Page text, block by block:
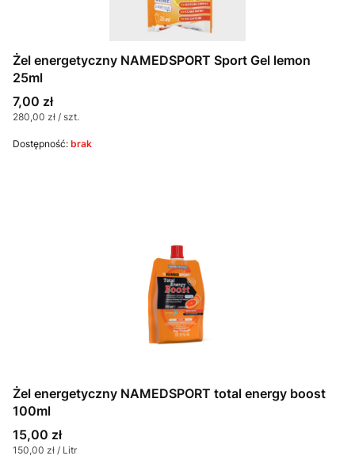
Żel energetyczny NAMEDSPORT Sport Gel lemon
25ml
Cena
7,00 zł
Cena jednostkowa
280,00 zł / szt.
Dostępność: brak
Żel energetyczny NAMEDSPORT total energy boost
100ml
Cena
15,00 zł
Cena jednostkowa
150,00 zł / Litr